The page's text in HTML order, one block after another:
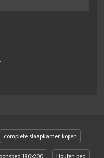
complete slaapkamer kopen
180x200 Houten bed